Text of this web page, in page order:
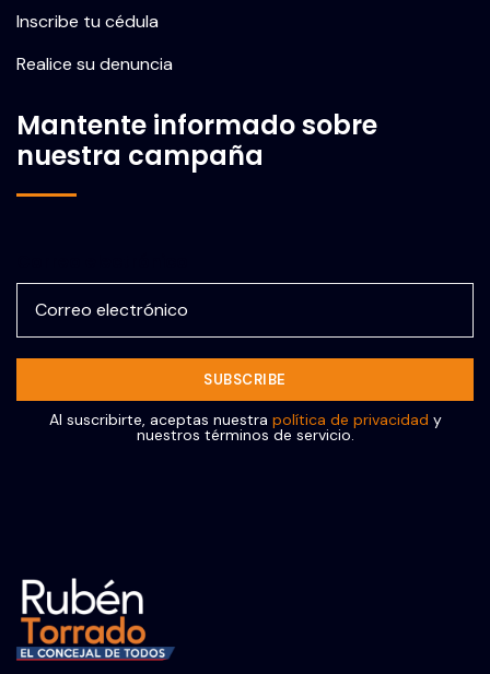
Inscribe tu cédula
Realice su denuncia
Mantente informado sobre
nuestra campaña
Al suscribirte, aceptas nuestra política de privacidad y
nuestros términos de servicio.